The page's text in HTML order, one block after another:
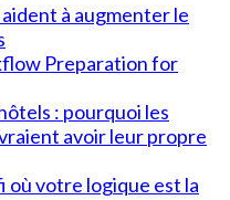
à augmenter le
Preparation for
: pourquoi les
avoir leur propre
où votre logique est la